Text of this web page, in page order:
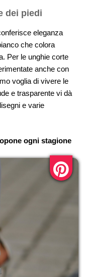
dei piedi
eleganza
che colora
Per le unghie corte
anche con
voglia di vivere le
e trasparente vi dà
e varie
ogni stagione